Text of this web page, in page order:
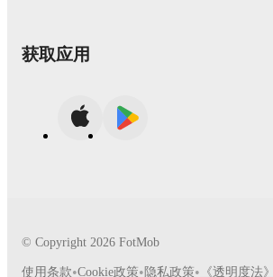
获取应用
© Copyright 2026 FotMob
使用条款•Cookie政策• 隐私政策• 《透明度法